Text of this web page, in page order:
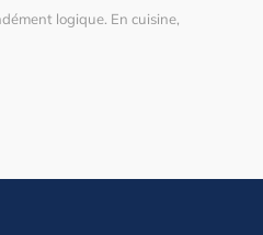
logique. En cuisine,